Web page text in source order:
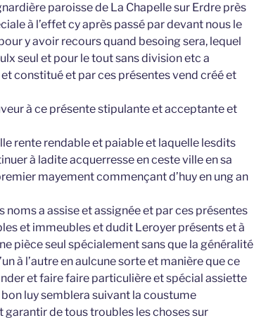
paroisse de La Chapelle sur Erdre près
à l’effet cy après passé par devant nous le
y avoir recours quand besoing sera, lequel
seul et pour le tout sans division etc a
constitué et par ces présentes vend créé et
à ce présente stipulante et acceptante et
rente rendable et paiable et laquelle lesdits
à ladite acquerresse en ceste ville en sa
mayement commençant d’huy en ung an
a assise et assignée et par ces présentes
et immeubles et dudit Leroyer présents et à
pièce seul spécialement sans que la généralité
à l’autre en aulcune sorte et manière que ce
et faire faire particulière et spécial assiette
luy semblera suivant la coustume
de tous troubles les choses sur